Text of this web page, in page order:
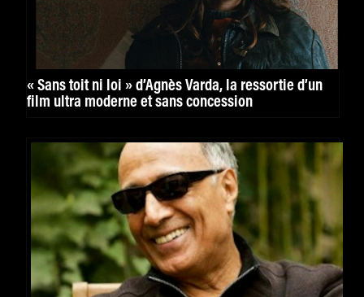
« Sans toit ni loi » d’Agnès Varda, la ressortie d’un
film ultra moderne et sans concession